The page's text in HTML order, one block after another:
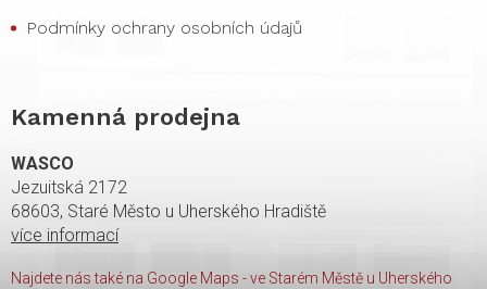
Podmínky ochrany osobních údajů
Kamenná prodejna
WASCO
Jezuitská 2172
68603, Staré Město u Uherského Hradiště
více informací
Najdete nás také na Google Maps - ve Starém Městě u Uherského